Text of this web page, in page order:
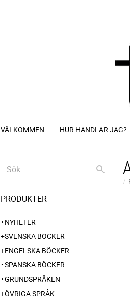
VÄLKOMMEN HUR HANDLAR JAG?
PRODUKTER
NYHETER
SVENSKA BÖCKER
ENGELSKA BÖCKER
SPANSKA BÖCKER
GRUNDSPRÅKEN
ÖVRIGA SPRÅK